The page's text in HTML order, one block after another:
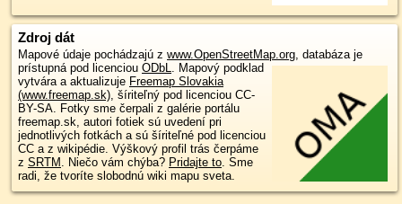
Zdroj dát
Mapové údaje pochádzajú z www.OpenStreetMap.org, databáza je
prístupná pod licenciou ODbL. Mapový podklad
vytvára a aktualizuje Freemap Slovakia
(www.freemap.sk), šíriteľný pod licenciou CC-
BY-SA. Fotky sme čerpali z galérie portálu
freemap.sk, autori fotiek sú uvedení pri
jednotlivých fotkách a sú šíriteľné pod licenciou
CC a z wikipédie. Výškový profil trás čerpáme
z SRTM . Niečo vám chýba? Pridajte to. Sme
radi, že tvoríte slobodnú wiki mapu sveta.